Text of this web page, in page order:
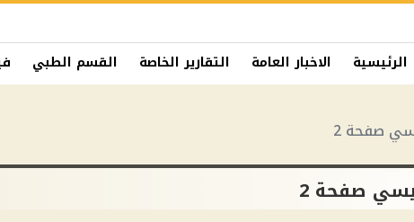
الرئيسية الاخبار العامة التقارير الخاصة القسم الطبي
صفحة 2
صفحة 2